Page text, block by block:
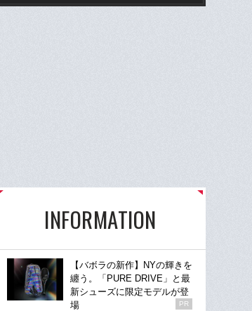
INFORMATION
【バボラの新作】NYの輝きを
纏う。「PURE DRIVE」と最
新シューズに限定モデルが登
場
PR